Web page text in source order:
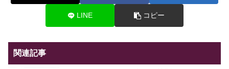
LINE コピー
関連記事